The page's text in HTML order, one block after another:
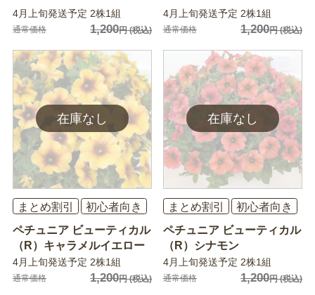
4月上旬発送予定 2株1組
通常価格 1,200円(税込)
4月上旬発送予定 2株1組
通常価格 1,200円(税込)
まとめ割引
初心者向き
ペチュニア ビューティカル
（R）キャラメルイエロー
4月上旬発送予定 2株1組
通常価格 1,200円(税込)
まとめ割引
初心者向き
ペチュニア ビューティカル
（R）シナモン
4月上旬発送予定 2株1組
通常価格 1,200円(税込)